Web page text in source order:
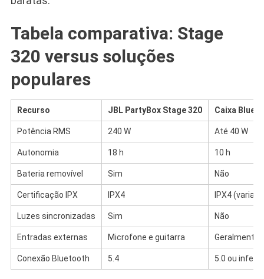
Tabela comparativa: Stage
320 versus soluções
populares
Recurso JBL PartyBox Stage 320 Caixa
Potência RMS 240 W Até 40 W
Autonomia 18 h 10 h
Bateria removível Sim Não
Certificação IPX IPX4 IPX4 (varia)
Luzes sincronizadas Sim Não
Entradas externas Microfone e guitarra Geralmente
Conexão Bluetooth 5.4 5.0 ou